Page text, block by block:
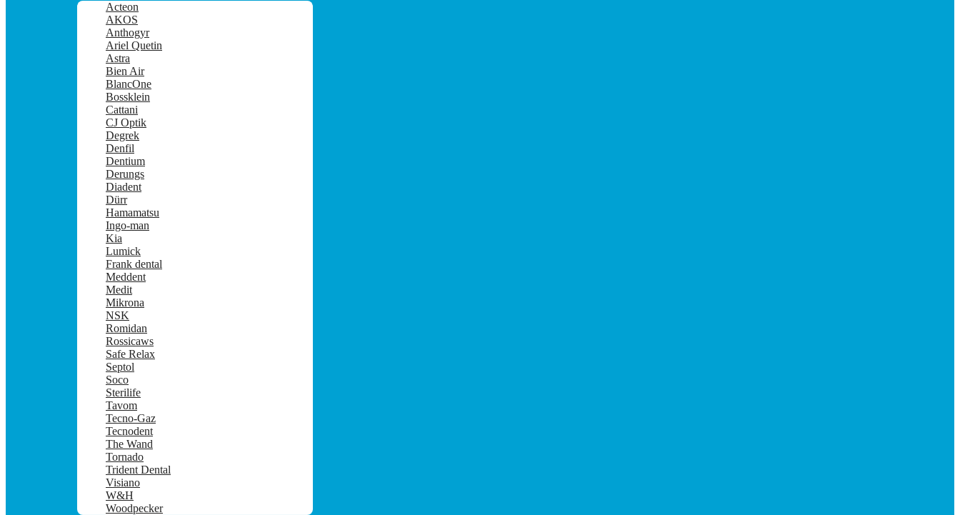
Acteon
AKOS
Anthogyr
Ariel Quetin
Astra
Bien Air
BlancOne
Bossklein
Cattani
CJ Optik
Degrek
Denfil
Dentium
Derungs
Diadent
Dürr
Hamamatsu
Ingo-man
Kia
Lumick
Frank dental
Meddent
Medit
Mikrona
NSK
Romidan
Rossicaws
Safe Relax
Septol
Soco
Sterilife
Tavom
Tecno-Gaz
Tecnodent
The Wand
Tornado
Trident Dental
Visiano
W&H
Woodpecker